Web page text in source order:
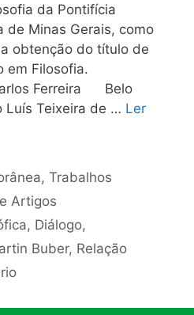
da Pontifícia
de Minas Gerais, como
obtenção do título de
em Filosofia.
Ferreira Belo
Luís Teixeira de … Ler
,Trabalhos
Artigos
, Diálogo,
Buber, Relação